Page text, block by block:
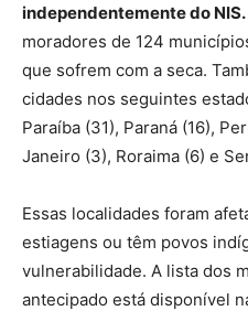
independentemente do NIS.
moradores de 124
que sofrem com a seca.
cidades nos seguintes
Paraíba (31), Paraná (16),
Janeiro (3), Roraima (6) e
Essas localidades foram
estiagens ou têm povos
vulnerabilidade. A lista dos
antecipado está disponível